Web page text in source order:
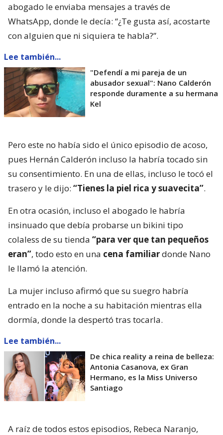
abogado le enviaba mensajes a través de
WhatsApp, donde le decía: “¿Te gusta así, acostarte
con alguien que ni siquiera te habla?”.
Lee también...
"Defendí a mi pareja de un
abusador sexual": Nano Calderón
responde duramente a su hermana
Kel
Pero este no había sido el único episodio de acoso,
pues Hernán Calderón incluso la habría tocado sin
su consentimiento. En una de ellas, incluso le tocó el
trasero y le dijo: “Tienes la piel rica y suavecita”.
En otra ocasión, incluso el abogado le habría
insinuado que debía probarse un bikini tipo
colaless de su tienda “para ver que tan pequeños
eran”, todo esto en una cena familiardonde Nano
le llamó la atención.
La mujer incluso afirmó que su suegro habría
entrado en la noche a su habitación mientras ella
dormía, donde la despertó tras tocarla.
Lee también...
De chica reality a reina de belleza:
Antonia Casanova, ex Gran
Hermano, es la Miss Universo
Santiago
A raíz de todos estos episodios, Rebeca Naranjo,